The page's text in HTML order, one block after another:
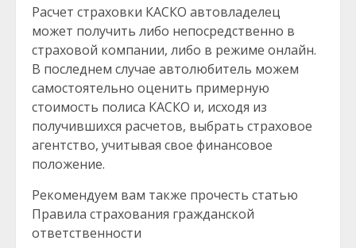
Расчет страховки КАСКО автовладелец
может получить либо непосредственно в
страховой компании, либо в режиме онлайн.
В последнем случае автолюбитель можем
самостоятельно оценить примерную
стоимость полиса КАСКО и, исходя из
получившихся расчетов, выбрать страховое
агентство, учитывая свое финансовое
положение.
Рекомендуем вам также прочесть статью
Правила страхования гражданской
ответственности